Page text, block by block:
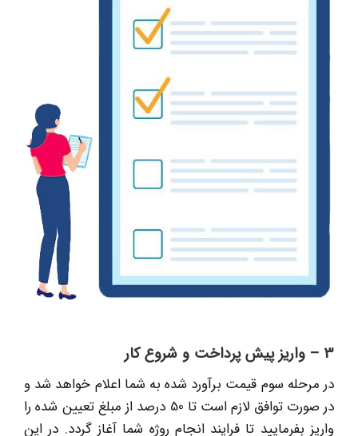
3 – واریز پیش پرداخت و شروع کار
در مرحله سوم قیمت برآورد شده به شما اعلام خواهد شد و
در صورت توافق لازم است تا 50 درصد از مبلغ تعیین شده را
واریز بفرمایید تا فرایند انجام روژه شما آغاز گردد. در این